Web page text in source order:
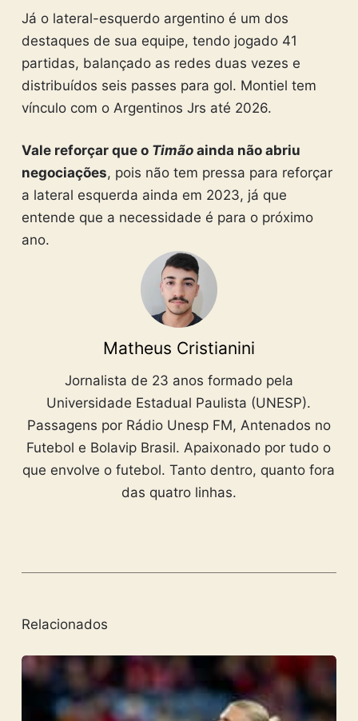
Já o lateral-esquerdo argentino é um dos
destaques de sua equipe, tendo jogado 41
partidas, balançado as redes duas vezes e
distribuídos seis passes para gol. Montiel tem
vínculo com o Argentinos Jrs até 2026.
Vale reforçar que o Timãoainda não abriu
negociações, pois não tem pressa para reforçar
a lateral esquerda ainda em 2023, já que
entende que a necessidade é para o próximo
ano.
Matheus Cristianini
Jornalista de 23 anos formado pela
Universidade Estadual Paulista (UNESP).
Passagens por Rádio Unesp FM, Antenados no
Futebol e Bolavip Brasil. Apaixonado por tudo o
que envolve o futebol. Tanto dentro, quanto fora
das quatro linhas.
Relacionados